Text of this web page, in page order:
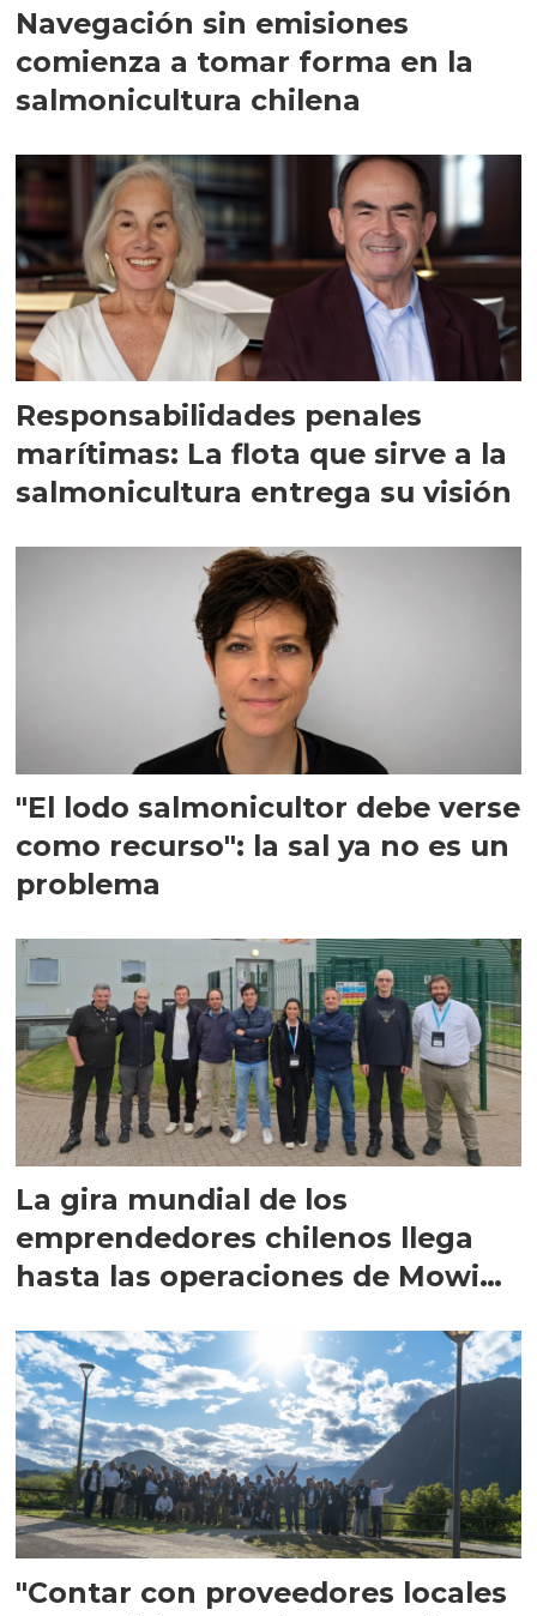
Navegación sin emisiones
comienza a tomar forma en la
salmonicultura chilena
Responsabilidades penales
marítimas: La flota que sirve a la
salmonicultura entrega su visión
"El lodo salmonicultor debe verse
como recurso": la sal ya no es un
problema
La gira mundial de los
emprendedores chilenos llega
hasta las operaciones de Mowi
"Contar con proveedores locales